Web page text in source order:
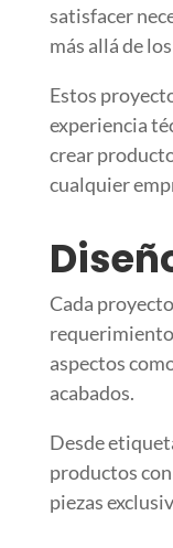
satisfacer
más allá de
Estos
experiencia
crear
cualquier
Cada
aspectos
acabados.
Desde
productos
piezas